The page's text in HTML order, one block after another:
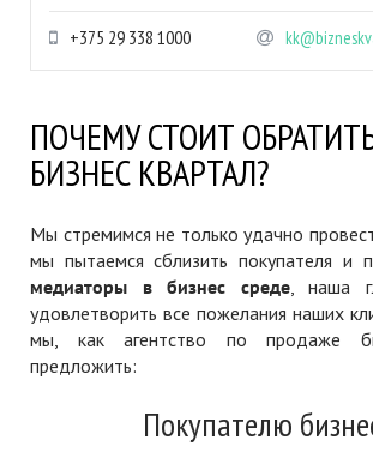
+375 29 338 1000
ПОЧЕМУ СТОИТ
БИЗНЕС КВАРТАЛ?
Мы стремимся не только удачно
мы пытаемся сблизить покупателя и
медиаторы в бизнес среде, наша
удовлетворить все пожелания наших
мы, как агентство по продаже
предложить:
Покупателю